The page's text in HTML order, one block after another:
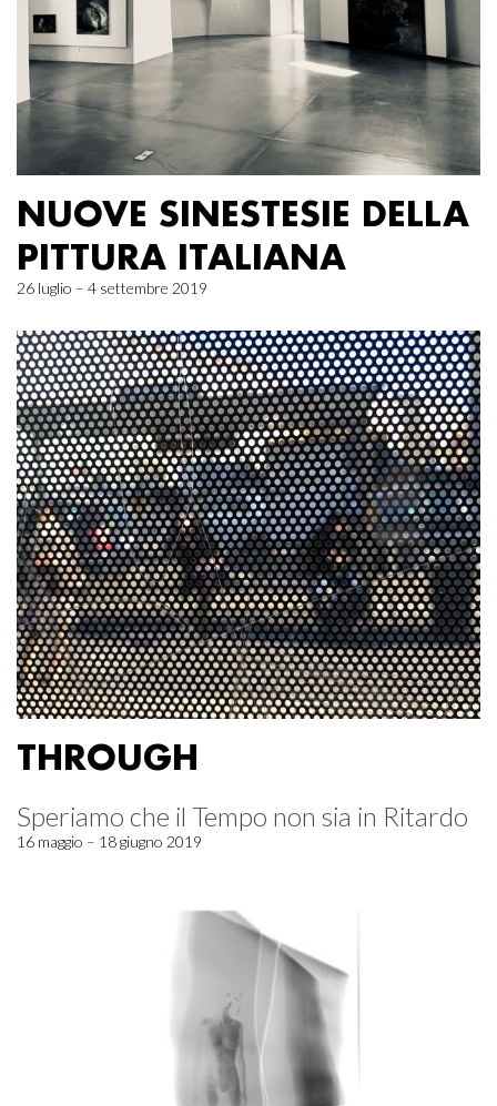
NUOVE SINESTESIE DELLA
PITTURA ITALIANA
26 luglio – 4 settembre 2019
THROUGH
Speriamo che il Tempo non sia in Ritardo
16 maggio – 18 giugno 2019